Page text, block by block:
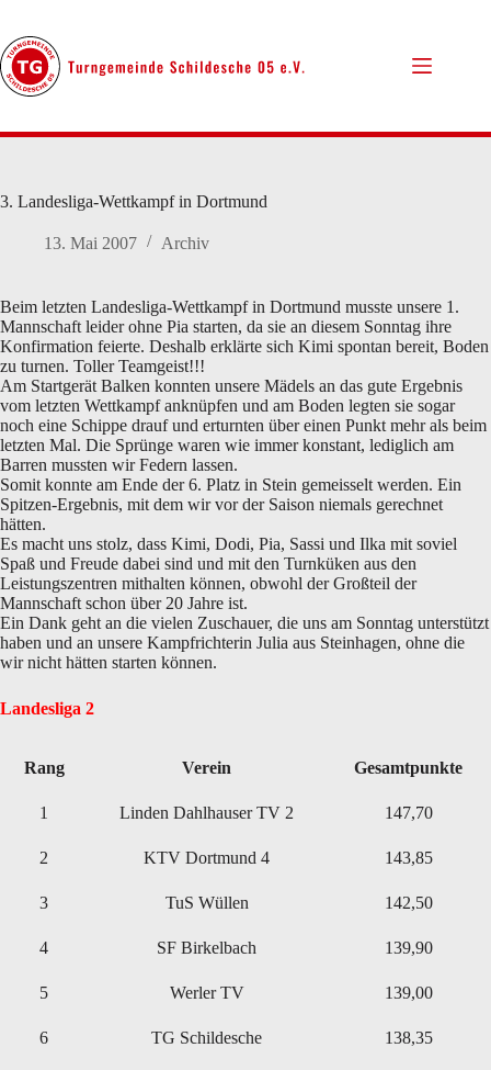
springen
3. Landesliga-Wettkampf in Dortmund
13. Mai 2007 Archiv
Beim letzten Landesliga-Wettkampf in Dortmund musste unsere 1.
Mannschaft leider ohne Pia starten, da sie an diesem Sonntag ihre
Konfirmation feierte. Deshalb erklärte sich Kimi spontan bereit, Boden
zu turnen. Toller Teamgeist!!!
Am Startgerät Balken konnten unsere Mädels an das gute Ergebnis
vom letzten Wettkampf anknüpfen und am Boden legten sie sogar
noch eine Schippe drauf und erturnten über einen Punkt mehr als beim
letzten Mal. Die Sprünge waren wie immer konstant, lediglich am
Barren mussten wir Federn lassen.
Somit konnte am Ende der 6. Platz in Stein gemeisselt werden. Ein
Spitzen-Ergebnis, mit dem wir vor der Saison niemals gerechnet
hätten.
Es macht uns stolz, dass Kimi, Dodi, Pia, Sassi und Ilka mit soviel
Spaß und Freude dabei sind und mit den Turnküken aus den
Leistungszentren mithalten können, obwohl der Großteil der
Mannschaft schon über 20 Jahre ist.
Ein Dank geht an die vielen Zuschauer, die uns am Sonntag unterstützt
haben und an unsere Kampfrichterin Julia aus Steinhagen, ohne die
wir nicht hätten starten können.
Landesliga 2
Rang Verein Gesamtpunkte
1 Linden Dahlhauser TV 2 147,70
2 KTV Dortmund 4 143,85
3 TuS Wüllen 142,50
4 SF Birkelbach 139,90
5 Werler TV 139,00
6 TG Schildesche 138,35